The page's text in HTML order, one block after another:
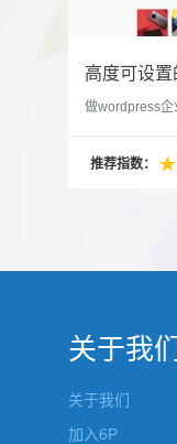
做wordpress企
配色和元素细
置，并且模块
推荐指数：
关于我们
关于我们
加入6P